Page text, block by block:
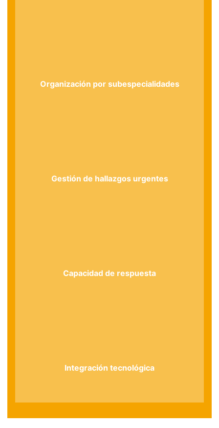
Organización por subespecialidades
Gestión de hallazgos urgentes
Capacidad de respuesta
Integración tecnológica